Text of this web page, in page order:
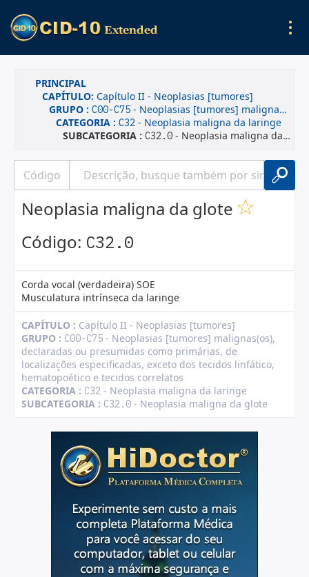
PRINCIPAL
CAPÍTULO: Capítulo II - Neoplasias [tumores]
GRUPO : C00-C75 - Neoplasias [tumores] malignas(os), declaradas ou presumidas como primárias, de localizações especificadas, exceto dos tecidos linfático, hematopoético e tecidos correlatos
CATEGORIA : C32 - Neoplasia maligna da laringe
SUBCATEGORIA : C32.0 - Neoplasia maligna da glote
Neoplasia maligna da glote
Código: C32.0
Corda vocal (verdadeira) SOE
Musculatura intrínseca da laringe
CAPÍTULO : Capítulo II - Neoplasias [tumores]
GRUPO : C00-C75 - Neoplasias [tumores] malignas(os),
declaradas ou presumidas como primárias, de
localizações especificadas, exceto dos tecidos linfático,
hematopoético e tecidos correlatos
CATEGORIA : C32 - Neoplasia maligna da laringe
SUBCATEGORIA : C32.0 - Neoplasia maligna da glote